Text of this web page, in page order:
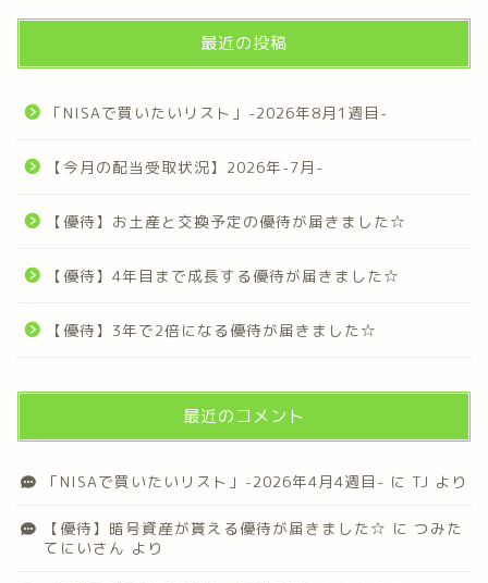
最近の投稿
「NISAで買いたいリスト」-2026年8月1週目-
【今月の配当受取状況】2026年-7月-
【優待】お土産と交換予定の優待が届きました☆
【優待】4年目まで成長する優待が届きました☆
【優待】3年で2倍になる優待が届きました☆
最近のコメント
「NISAで買いたいリスト」-2026年4月4週目- に TJ より
【優待】暗号資産が貰える優待が届きました☆ に つみた
てにいさん より